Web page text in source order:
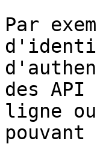
Par
des
ligne